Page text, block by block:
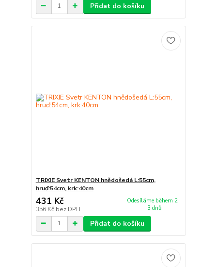
Přidat do košíku
TRIXIE Svetr KENTON hnědošedá L:55cm,
hruď:54cm, krk:40cm
431 Kč
356 Kč bez DPH
Odesíláme během 2
- 3 dnů
Přidat do košíku